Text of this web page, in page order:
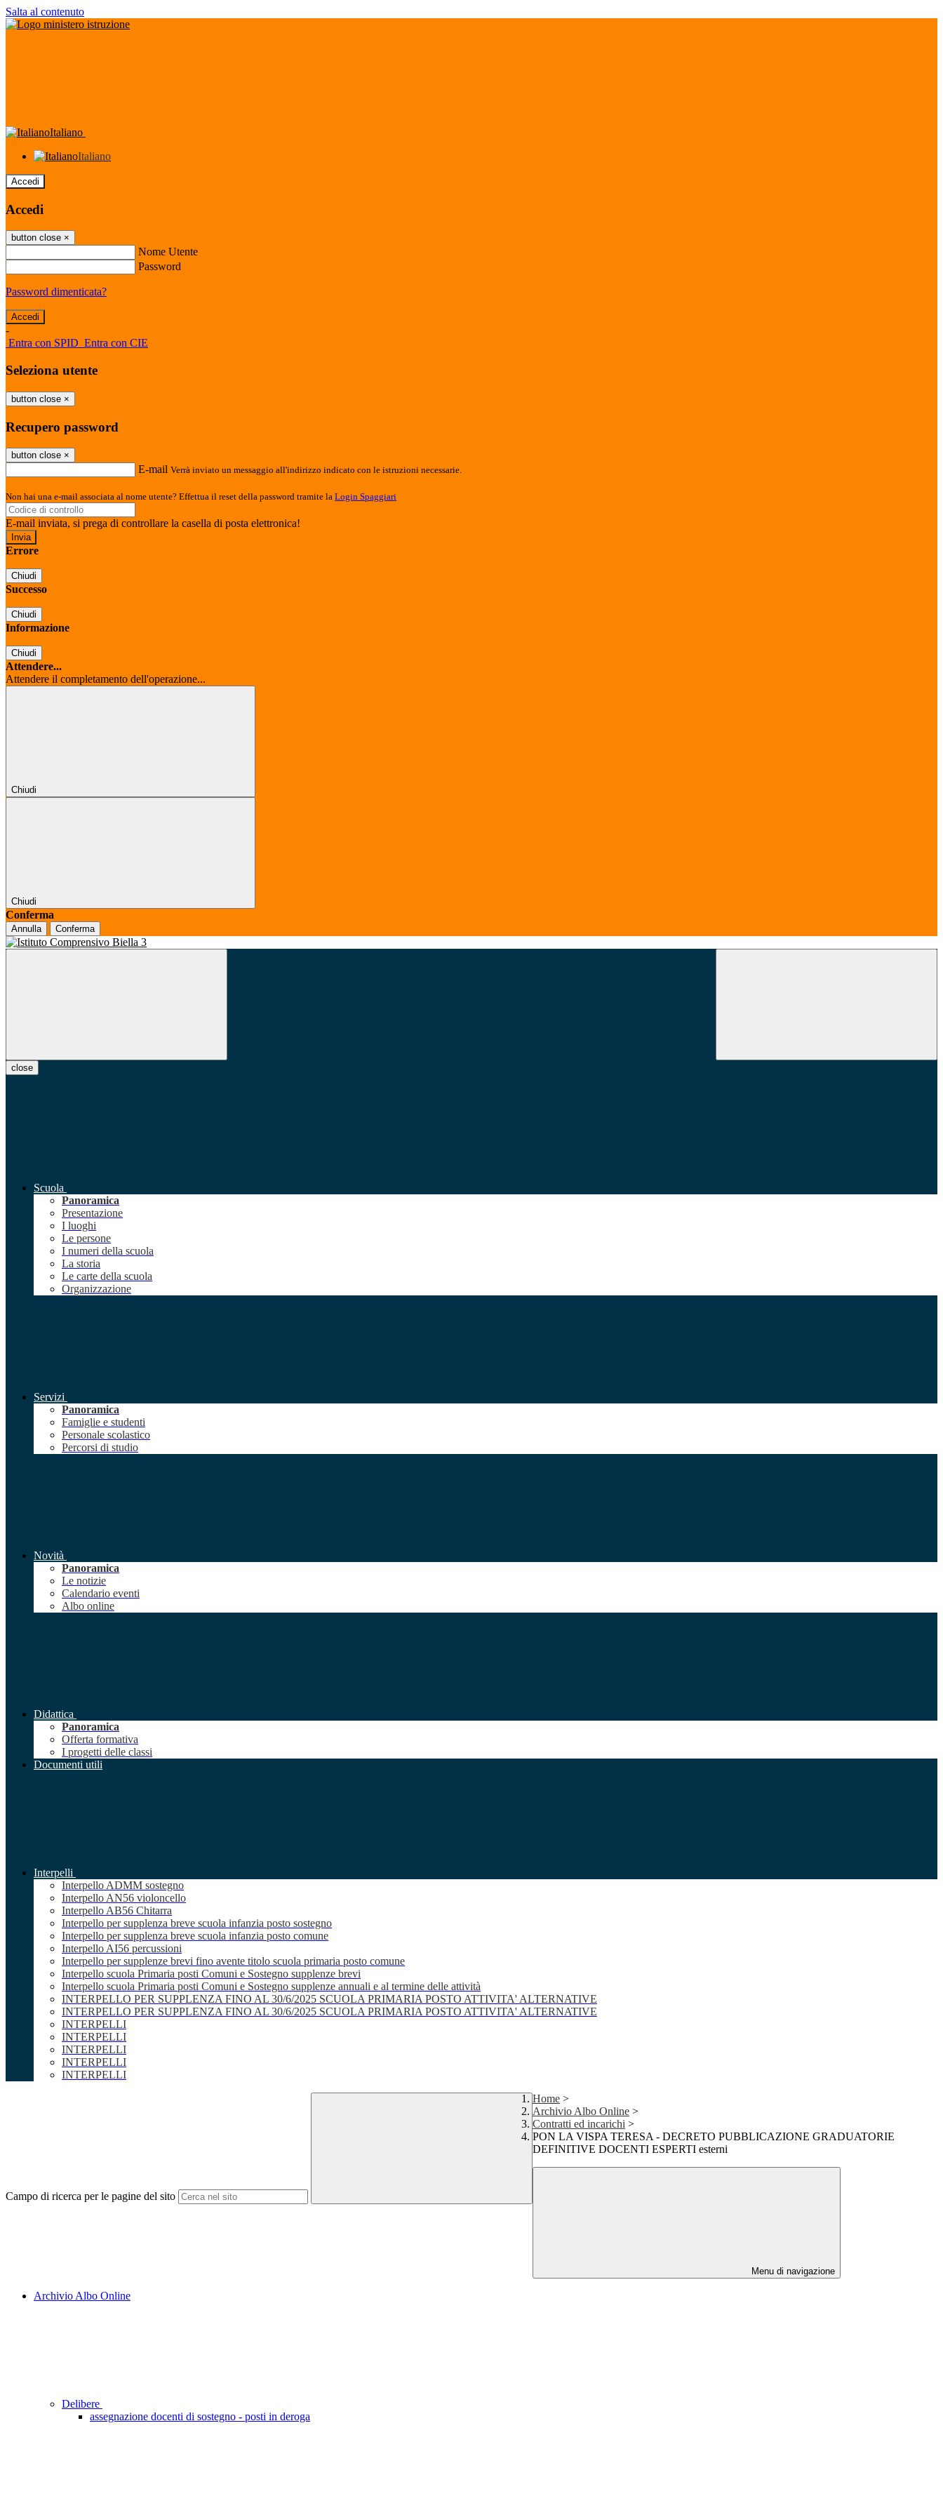
Salta al contenuto
Italiano
Italiano
Accedi
Accedi
button close ×
Nome Utente
Password
Password dimenticata?
-
Entra con SPID Entra con CIE
Seleziona utente
button close ×
Recupero password
button close ×
E-mail Verrà inviato un messaggio all'indirizzo indicato con le istruzioni necessarie.
Non hai una e-mail associata al nome utente? Effettua il reset della password tramite la Login Spaggiari
E-mail inviata, si prega di controllare la casella di posta elettronica!
Errore
Chiudi
Successo
Chiudi
Informazione
Chiudi
Attendere...
Attendere il completamento dell'operazione...
Chiudi
Chiudi
Conferma
Annulla Conferma
close
Scuola
Panoramica
Presentazione
I luoghi
Le persone
I numeri della scuola
La storia
Le carte della scuola
Organizzazione
Servizi
Panoramica
Famiglie e studenti
Personale scolastico
Percorsi di studio
Novità
Panoramica
Le notizie
Calendario eventi
Albo online
Didattica
Panoramica
Offerta formativa
I progetti delle classi
Documenti utili
Interpelli
Interpello ADMM sostegno
Interpello AN56 violoncello
Interpello AB56 Chitarra
Interpello per supplenza breve scuola infanzia posto sostegno
Interpello per supplenza breve scuola infanzia posto comune
Interpello AI56 percussioni
Interpello per supplenze brevi fino avente titolo scuola primaria posto comune
Interpello scuola Primaria posti Comuni e Sostegno supplenze brevi
Interpello scuola Primaria posti Comuni e Sostegno supplenze annuali e al termine delle attività
INTERPELLO PER SUPPLENZA FINO AL 30/6/2025 SCUOLA PRIMARIA POSTO ATTIVITA' ALTERNATIVE
INTERPELLO PER SUPPLENZA FINO AL 30/6/2025 SCUOLA PRIMARIA POSTO ATTIVITA' ALTERNATIVE
INTERPELLI
INTERPELLI
INTERPELLI
INTERPELLI
INTERPELLI
Campo di ricerca per le pagine del sito
Home >
Archivio Albo Online >
Contratti ed incarichi >
PON LA VISPA TERESA - DECRETO PUBBLICAZIONE GRADUATORIE
DEFINITIVE DOCENTI ESPERTI esterni
Menu di navigazione
Archivio Albo Online
Delibere
assegnazione docenti di sostegno - posti in deroga